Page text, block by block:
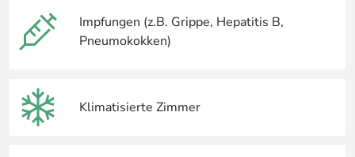
Impfungen (z.B. Grippe, Hepatitis B,
Pneumokokken)
Klimatisierte Zimmer